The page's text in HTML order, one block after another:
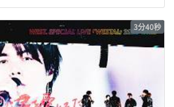
3分40秒